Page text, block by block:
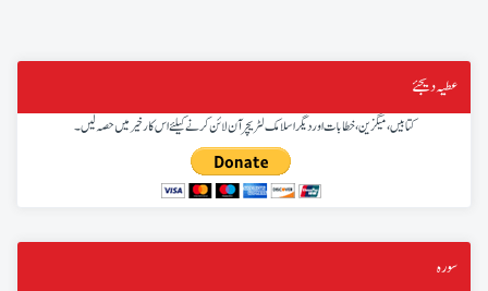
عطیہ دیجئے
کتابیں، میگزین، خطابات اور دیگر اسلامک لٹریچر آن لائن کرنے کیلئے اس کار خیر میں حصہ لیں۔
سورہ